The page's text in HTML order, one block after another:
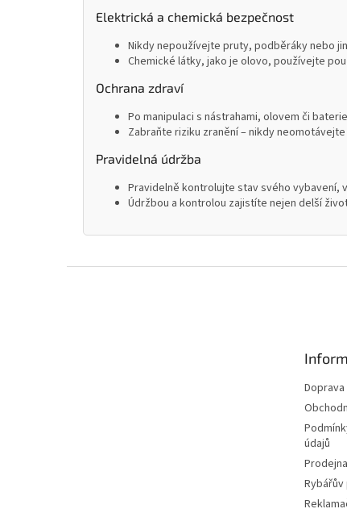
Elektrická a chemická bezpečnost
Nikdy nepoužívejte pruty, podběráky nebo
Chemické látky, jako je olovo, používejte
Ochrana zdraví
Po manipulaci s nástrahami, olovem či
Zabraňte riziku zranění – nikdy
Pravidelná údržba
Pravidelně kontrolujte stav svého vybavení,
Údržbou a kontrolou zajistíte nejen delší
údajů